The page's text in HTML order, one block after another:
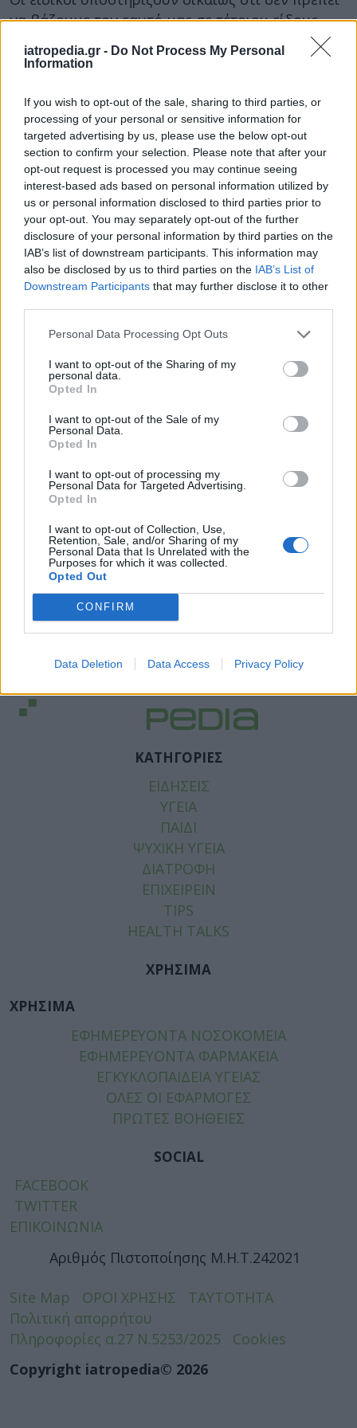
iatropedia.gr - Do Not Process My Personal
Information
If you wish to opt-out of the sale, sharing to third parties, or
processing of your personal or sensitive information for
targeted advertising by us, please use the below opt-out
section to confirm your selection. Please note that after your
opt-out request is processed you may continue seeing
interest-based ads based on personal information utilized by
us or personal information disclosed to third parties prior to
your opt-out. You may separately opt-out of the further
disclosure of your personal information by third parties on the
IAB’s list of downstream participants. This information may
also be disclosed by us to third parties on the IAB’s List of
Downstream Participants that may further disclose it to other
Personal Data Processing Opt Outs
I want to opt-out of the Sharing of my
personal data.
Opted In
I want to opt-out of the Sale of my
Personal Data.
Opted In
I want to opt-out of processing my
Personal Data for Targeted Advertising.
Opted In
I want to opt-out of Collection, Use,
Retention, Sale, and/or Sharing of my
Personal Data that Is Unrelated with the
Purposes for which it was collected.
Opted Out
CONFIRM
Data Deletion Data Access Privacy Policy
να βάζουμε τον εαυτό μας σε τέτοιου είδους
ψυχαναγκασμούς και ότι δεν πρέπει να ξεχνάμε
πως η τεχνολογία μας κάνει τη ζωή ευκολότερη
ΔΙΑΒΑΣΤΕ ΕΠΙΣΗΣ:
βηματοδότης χωρίς μπαταρία ανατρέπει τα
δεδομένα
γιατί στην Αυστραλία οι γιατροί κλείνουν τα
κινητά τους;
είστε σίγουροι ότι πλένετε καλά τα χέρια σας;
είναι επικίνδυνη ή όχι η ακτινοβολία των
τι προστατεύει μια γυναίκα από την κατάθλιψη;
Facebook
Twitter
NO MOBILE PHONE PHOBIA
NOMOPHOBIA,ΑΝΤΡΑΣ,
ΨΥΧΑΝΑΓΚΑΣΜΟΣ , ΨΥΧΙΚΗ ΑΣΘΕΝΕΙΑ
ΚΑΤΗΓΟΡΙΕΣ
ΕΙΔΗΣΕΙΣ
ΥΓΕΙΑ
ΠΑΙΔΙ
ΨΥΧΙΚΗ ΥΓΕΙΑ
ΔΙΑΤΡΟΦΗ
ΕΠΙΧΕΙΡΕΙΝ
TIPS
HEALTH TALKS
ΧΡΗΣΙΜΑ
ΧΡΗΣΙΜΑ
ΕΦΗΜΕΡΕΥΟΝΤΑ ΝΟΣΟΚΟΜΕΙΑ
ΕΦΗΜΕΡΕΥΟΝΤΑ ΦΑΡΜΑΚΕΙΑ
ΕΓΚΥΚΛΟΠΑΙΔΕΙΑ ΥΓΕΙΑΣ
ΟΛΕΣ ΟΙ ΕΦΑΡΜΟΓΕΣ
ΠΡΩΤΕΣ ΒΟΗΘΕΙΕΣ
SOCIAL
FACEBOOK
TWITTER
ΕΠΙΚΟΙΝΩΝΙΑ
Αριθμός Πιστοποίησης Μ.Η.Τ.242021
Site Map ΟΡΟΙ ΧΡΗΣΗΣ
ΤΑΥΤΟΤΗΤΑ
Πολιτική απορρήτου
Πληροφορίες α.27 Ν.5253/2025
Cookies
Copyright iatropedia© 2026